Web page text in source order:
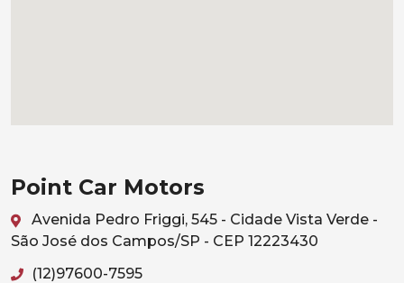
Point Car Motors
Avenida Pedro Friggi, 545 - Cidade Vista Verde -
São José dos Campos/SP - CEP 12223430
(12)97600-7595